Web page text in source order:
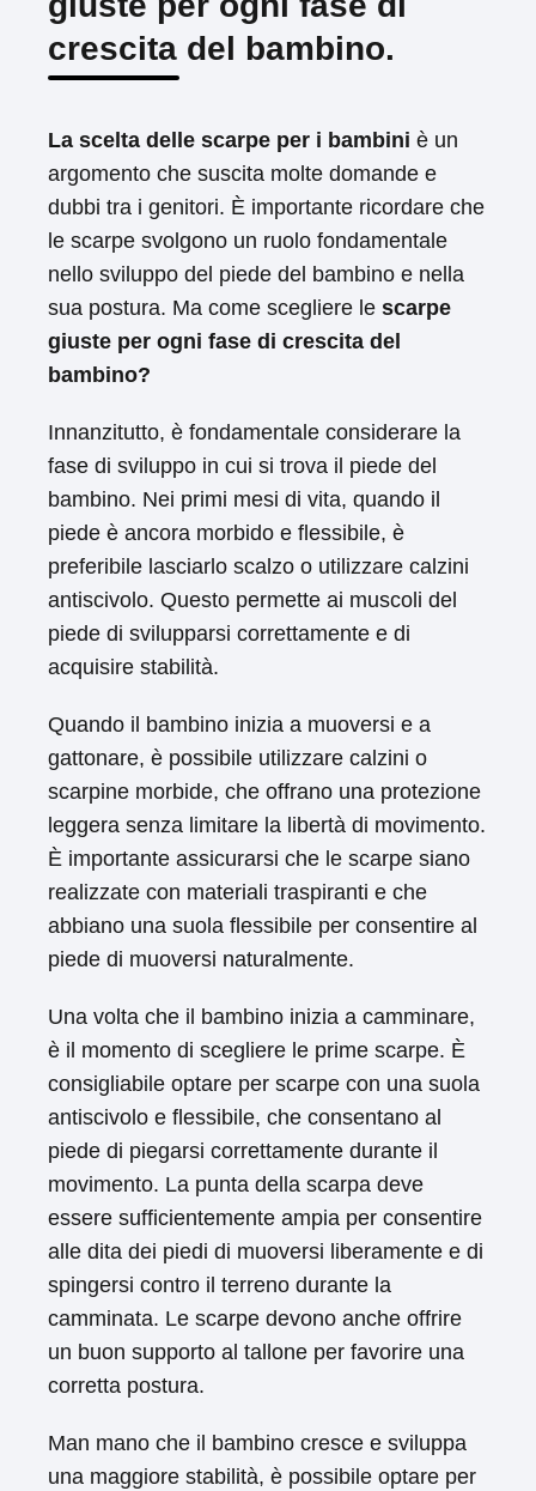
crescita del bambino.
La scelta delle scarpe per i bambini è un
argomento che suscita molte domande e
dubbi tra i genitori. È importante ricordare che
le scarpe svolgono un ruolo fondamentale
nello sviluppo del piede del bambino e nella
sua postura. Ma come scegliere le scarpe
giuste per ogni fase di crescita del
bambino?
Innanzitutto, è fondamentale considerare la
fase di sviluppo in cui si trova il piede del
bambino. Nei primi mesi di vita, quando il
piede è ancora morbido e flessibile, è
preferibile lasciarlo scalzo o utilizzare calzini
antiscivolo. Questo permette ai muscoli del
piede di svilupparsi correttamente e di
acquisire stabilità.
Quando il bambino inizia a muoversi e a
gattonare, è possibile utilizzare calzini o
scarpine morbide, che offrano una protezione
leggera senza limitare la libertà di movimento.
È importante assicurarsi che le scarpe siano
realizzate con materiali traspiranti e che
abbiano una suola flessibile per consentire al
piede di muoversi naturalmente.
Una volta che il bambino inizia a camminare,
è il momento di scegliere le prime scarpe. È
consigliabile optare per scarpe con una suola
antiscivolo e flessibile, che consentano al
piede di piegarsi correttamente durante il
movimento. La punta della scarpa deve
essere sufficientemente ampia per consentire
alle dita dei piedi di muoversi liberamente e di
spingersi contro il terreno durante la
camminata. Le scarpe devono anche offrire
un buon supporto al tallone per favorire una
corretta postura.
Man mano che il bambino cresce e sviluppa
una maggiore stabilità, è possibile optare per